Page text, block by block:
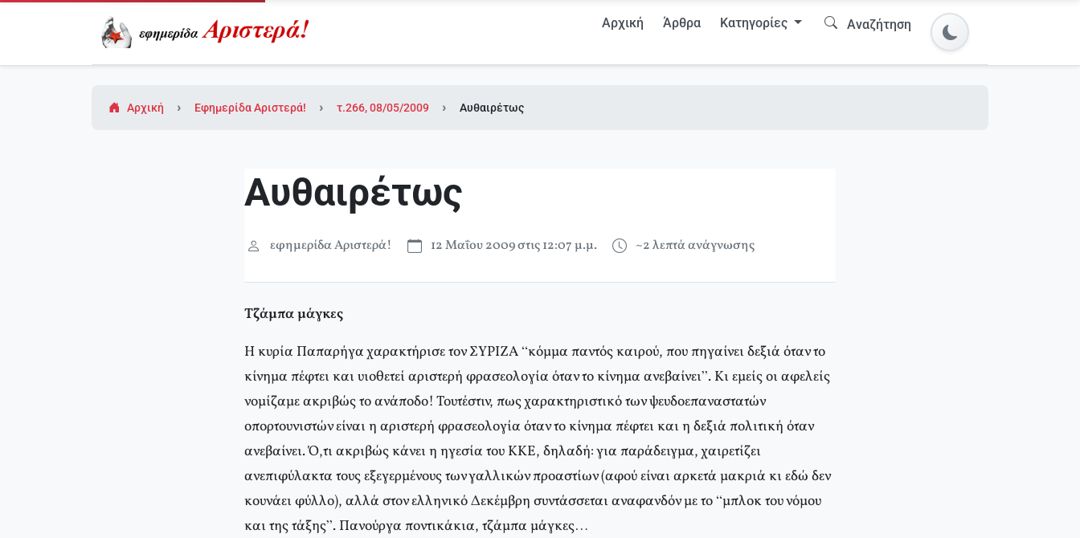
Αρχική Άρθρα Κατηγορίες Αναζήτηση
Αρχική Εφημερίδα Αριστερά! τ.266, 08/05/2009 Αυθαιρέτως
Αυθαιρέτως
εφημερίδα Αριστερά! 12 Μαΐου 2009 στις 12:07 μ.μ. ~2 λεπτά ανάγνωσης
Τζάμπα μάγκες
Η κυρία Παπαρήγα χαρακτήρισε τον ΣΥΡΙΖΑ “κόμμα παντός καιρού, που πηγαίνει δεξιά όταν το
κίνημα πέφτει και υιοθετεί αριστερή φρασεολογία όταν το κίνημα ανεβαίνει”. Κι εμείς οι αφελείς
νομίζαμε ακριβώς το ανάποδο! Τουτέστιν, πως χαρακτηριστικό των ψευδοεπαναστατών
οπορτουνιστών είναι η αριστερή φρασεολογία όταν το κίνημα πέφτει και η δεξιά πολιτική όταν
ανεβαίνει. Ό,τι ακριβώς κάνει η ηγεσία του ΚΚΕ, δηλαδή: για παράδειγμα, χαιρετίζει
ανεπιφύλακτα τους εξεγερμένους των γαλλικών προαστίων (αφού είναι αρκετά μακριά κι εδώ δεν
κουνάει φύλλο), αλλά στον ελληνικό Δεκέμβρη συντάσσεται αναφανδόν με το “μπλοκ του νόμου
και της τάξης”. Πανούργα ποντικάκια, τζάμπα μάγκες…